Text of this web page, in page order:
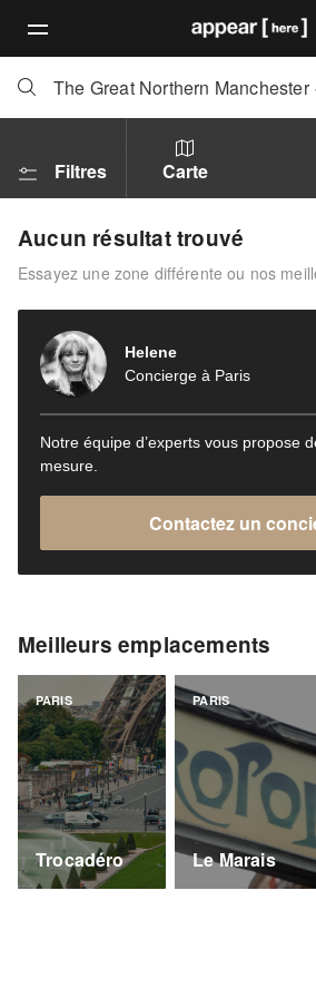
The Great Northern Manchester
Filtres Carte
Aucun résultat trouvé
Essayez une zone différente ou nos
Helene
Concierge à Paris
Notre équipe d’experts vous propose
mesure.
Contactez un
Meilleurs emplacements
PARIS
Trocadéro
PARIS
Le Marais